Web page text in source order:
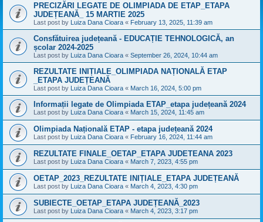
PRECIZĂRI LEGATE DE OLIMPIADA DE ETAP_ETAPA
JUDEȚEANĂ_ 15 MARTIE 2025
Last post by Luiza Dana Cioara « February 13, 2025, 11:39 am
Consfătuirea județeană - EDUCAȚIE TEHNOLOGICĂ, an
școlar 2024-2025
Last post by Luiza Dana Cioara « September 26, 2024, 10:44 am
REZULTATE INIȚIALE_OLIMPIADA NAȚIONALĂ ETAP
_ETAPA JUDEȚEANĂ
Last post by Luiza Dana Cioara « March 16, 2024, 5:00 pm
Informații legate de Olimpiada ETAP_etapa județeană 2024
Last post by Luiza Dana Cioara « March 15, 2024, 11:45 am
Olimpiada Națională ETAP - etapa județeană 2024
Last post by Luiza Dana Cioara « February 16, 2024, 11:44 am
REZULTATE FINALE_OETAP_ETAPA JUDETEANA 2023
Last post by Luiza Dana Cioara « March 7, 2023, 4:55 pm
OETAP_2023_REZULTATE INIȚIALE_ETAPA JUDEȚEANĂ
Last post by Luiza Dana Cioara « March 4, 2023, 4:30 pm
SUBIECTE_OETAP_ETAPA JUDEȚEANĂ_2023
Last post by Luiza Dana Cioara « March 4, 2023, 3:17 pm